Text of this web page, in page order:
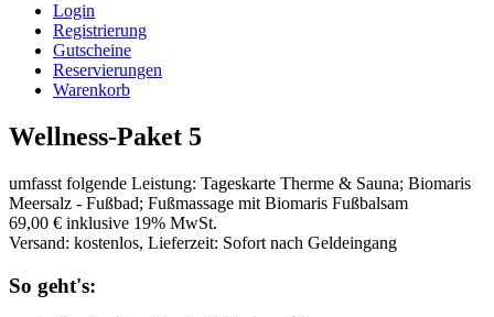
Login
Registrierung
Gutscheine
Reservierungen
Warenkorb
Wellness-Paket 5
umfasst folgende Leistung: Tageskarte Therme & Sauna; Biomaris
Meersalz - Fußbad; Fußmassage mit Biomaris Fußbalsam
69,00 € inklusive 19% MwSt.
Versand: kostenlos, Lieferzeit: Sofort nach Geldeingang
So geht's: